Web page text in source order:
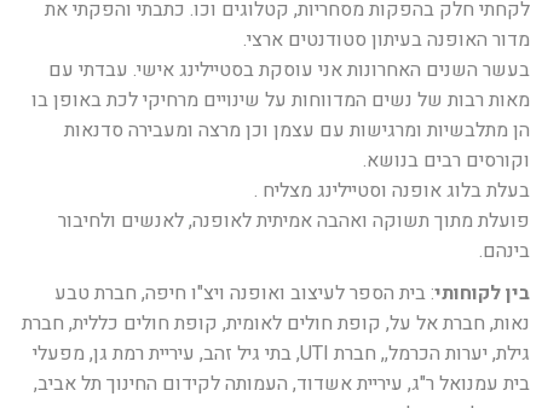
לקחתי חלק בהפקות מסחריות, קטלוגים וכו. כתבתי והפקתי את
מדור האופנה בעיתון סטודנטים ארצי.
בעשר השנים האחרונות אני עוסקת בסטיילינג אישי. עבדתי עם
מאות רבות של נשים המדווחות על שינויים מרחיקי לכת באופן בו
הן מתלבשיות ומרגישות עם עצמן וכן מרצה ומעבירה סדנאות
וקורסים רבים בנושא.
בעלת בלוג אופנה וסטיילינג מצליח .
פועלת מתוך תשוקה ואהבה אמיתית לאופנה, לאנשים ולחיבור
בינהם.
בין לקוחותי: בית הספר לעיצוב ואופנה ויצ"ו חיפה, חברת טבע
נאות, חברת אל על, קופת חולים לאומית, קופת חולים כללית, חברת
גילת, יערות הכרמל,, חברת UTI, בתי גיל זהב, עיריית רמת גן, מפעלי
בית עמנואל ר"ג, עיריית אשדוד, העמותה לקידום החינוך תל אביב,